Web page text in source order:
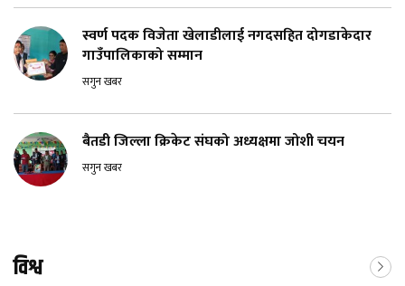
स्वर्ण पदक विजेता खेलाडीलाई नगदसहित दोगडाकेदार
गाउँपालिकाको सम्मान
सगुन खबर
बैतडी जिल्ला क्रिकेट संघको अध्यक्षमा जोशी चयन
सगुन खबर
विश्व